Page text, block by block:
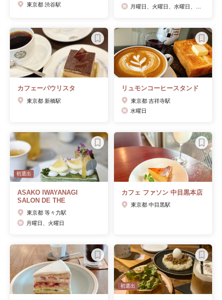
東京都 渋谷駅
カフェーパウリスタ
東京都 新橋駅
リュモンコーヒースタンド
東京都 吉祥寺駅
水曜日
初選出
ASAKO IWAYANAGI
SALON DE THE
東京都 等々力駅
月曜日、火曜日
カフェ ファソン 中目黒本店
東京都 中目黒駅
初選出